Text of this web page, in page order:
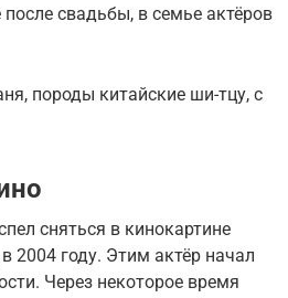
свадьбы, в семье актёров
породы китайские ши-тцу, с
сняться в кинокартине
2004 году. Этим актёр начал
Через некоторое время